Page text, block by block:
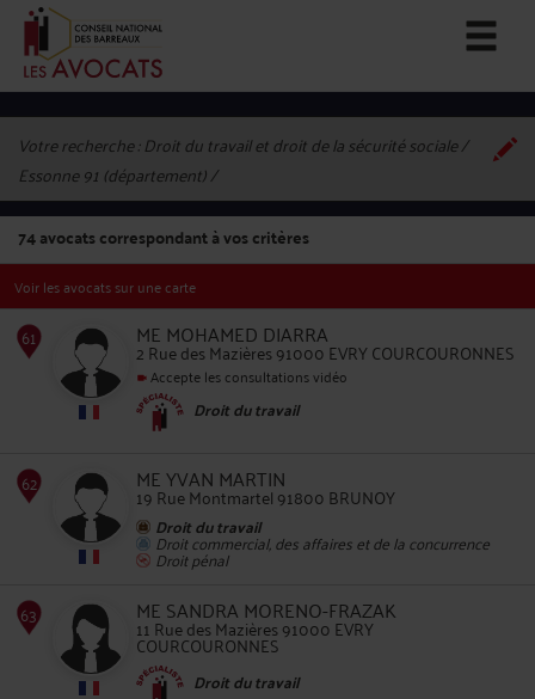
Votre recherche :Droit du travail et droit de la sécurité sociale /
Essonne 91 (département)
74avocats correspondant à vos critères
Voir les avocats sur une carte
ME MOHAMED DIARRA
2 Rue des Mazières 91000 EVRY COURCOURONNES
Accepte les consultations vidéo
Droit du travail
62
ME YVAN MARTIN
19 Rue Montmartel 91800 BRUNOY
Droit du travail
Droit commercial, des affaires et de la concurrence
Droit pénal
ME SANDRA MORENO-FRAZAK
11 Rue des Mazières 91000 EVRY
COURCOURONNES
Droit du travail